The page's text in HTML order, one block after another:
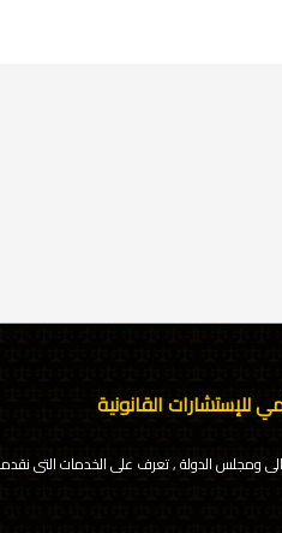
للإستشارات القانونية
ومجلس الدولة , تعرف على الخدمات التى